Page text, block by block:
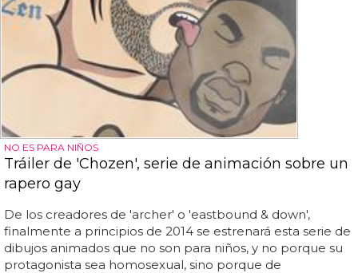
NO ES PARA NIÑOS
Tráiler de 'Chozen', serie de animación sobre un
rapero gay
De los creadores de 'archer' o 'eastbound & down',
finalmente a principios de 2014 se estrenará esta serie de
dibujos animados que no son para niños, y no porque su
protagonista sea homosexual, sino porque de